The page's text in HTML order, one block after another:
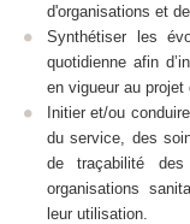
d'organisations et
Synthétiser les
quotidienne afin
en vigueur au projet
Initier et/ou
du service, des
de traçabilité
organisations
leur utilisation.